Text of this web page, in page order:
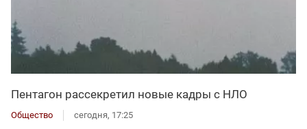
Пентагон рассекретил новые кадры с НЛО
Общество сегодня, 17:25